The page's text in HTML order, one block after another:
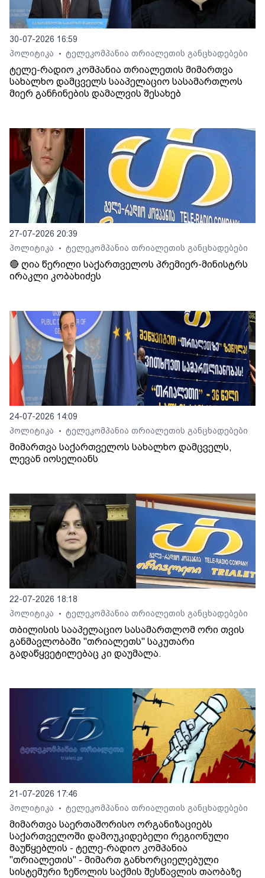
30-07-2026 16:59
პოლიტიკა
• ტელეკომპანია თრიალეთის განცხადებები
ტელე-რადიო კომპანია თრიალეთის მიმართვა
სახალხო დამცველს სააპელაციო სასამართლოს
მიერ განჩინების დამალვის შესახებ
27-07-2026 20:39
პოლიტიკა
• ტელეკომპანია თრიალეთის განცხადებები
🔴 ღია წერილი საქართველოს პრემიერ-მინისტრს
ირაკლი კობახიძეს
24-07-2026 14:09
პოლიტიკა
• ტელეკომპანია თრიალეთის განცხადებები
მიმართვა საქართველოს სახალხო დამცველს,
ლევან იოსელიანს
22-07-2026 18:18
პოლიტიკა
• ტელეკომპანია თრიალეთის განცხადებები
თბილისის სააპელაციო სასამართლომ ორი თვის
განმავლობაში "თრიალეთს" საკუთარი
გადაწყვეტილებაც კი დაუმალა.
21-07-2026 17:46
პოლიტიკა
• ტელეკომპანია თრიალეთის განცხადებები
მიმართვა საერთაშორისო ორგანიზაციებს
საქართველოში დამოუკიდებელი რეგიონული
მაუწყებლის - ტელე-რადიო კომპანია
"თრიალეთის" - მიმართ განხორციელებული
სისტემური ზეწოლის საქმის შესწავლის თაობაზე